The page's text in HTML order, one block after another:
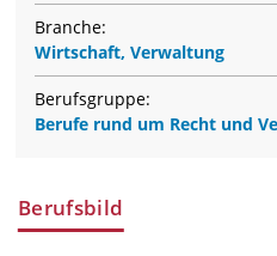
Branche:
Wirtschaft, Verwaltung
Berufsgruppe:
Berufe rund um Recht und
Berufsbild